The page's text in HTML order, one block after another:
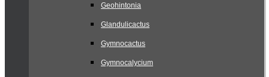
Geohintonia
Glandulicactus
Gymnocactus
Gymnocalycium